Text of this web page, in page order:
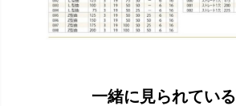
一緒に見られてい